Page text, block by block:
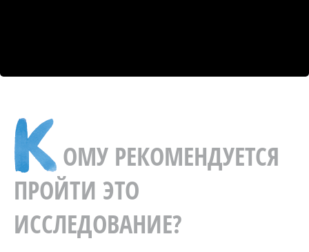
ОМУ РЕКОМЕНДУЕТСЯ
ПРОЙТИ ЭТО
ИССЛЕДОВАНИЕ?